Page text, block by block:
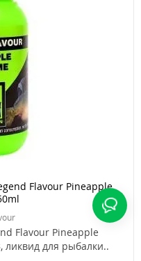
Flavour Pineapple
Flavour Pineapple
ликвид для рыбалки..